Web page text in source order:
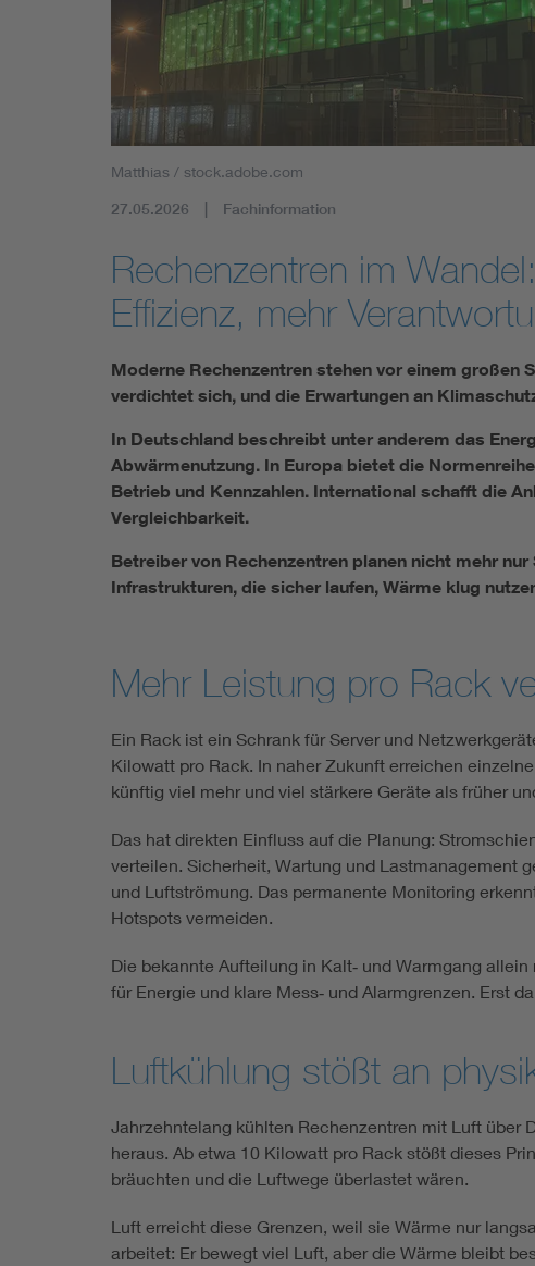
Industry
Mobility
Smart Cities
Matthias / stock.adobe.com
27.05.2026 Fachinformation
Rechenzentren im
Effizienz, mehr
Moderne Rechenzentren stehen vor einem großen
verdichtet sich, und die Erwartungen an
In Deutschland beschreibt unter anderem das
Abwärmenutzung. In Europa bietet die
Betrieb und Kennzahlen. International schafft die
Vergleichbarkeit.
Betreiber von Rechenzentren planen nicht mehr
Infrastrukturen, die sicher laufen, Wärme klug
Mehr Leistung pro Rack
Ein Rack ist ein Schrank für Server und
Kilowatt pro Rack. In naher Zukunft erreichen
künftig viel mehr und viel stärkere Geräte als früher
Das hat direkten Einfluss auf die Planung:
verteilen. Sicherheit, Wartung und Lastmanagement
und Luftströmung. Das permanente Monitoring
Hotspots vermeiden.
Die bekannte Aufteilung in Kalt‑ und Warmgang
für Energie und klare Mess‑ und Alarmgrenzen. Erst
Luftkühlung stößt an
Jahrzehntelang kühlten Rechenzentren mit Luft über
heraus. Ab etwa 10 Kilowatt pro Rack stößt dieses
bräuchten und die Luftwege überlastet wären.
Luft erreicht diese Grenzen, weil sie Wärme nur
arbeitet: Er bewegt viel Luft, aber die Wärme bleibt